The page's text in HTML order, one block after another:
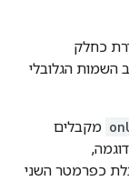
כחלק
השמות הגלובלי
מקבלים
כפרמטר השני